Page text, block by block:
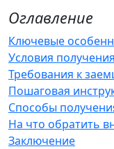
Оглавление
Ключевые
Условия
Требования к
Пошаговая
Способы
На что обратить
Заключение